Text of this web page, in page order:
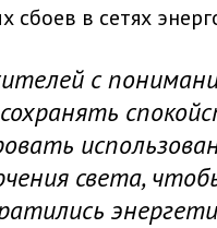
сбоев в сетях
с
света,